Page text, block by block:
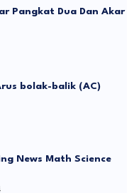
Pangkat Dua Dan Akar
bolak-balik (AC)
News Math Science